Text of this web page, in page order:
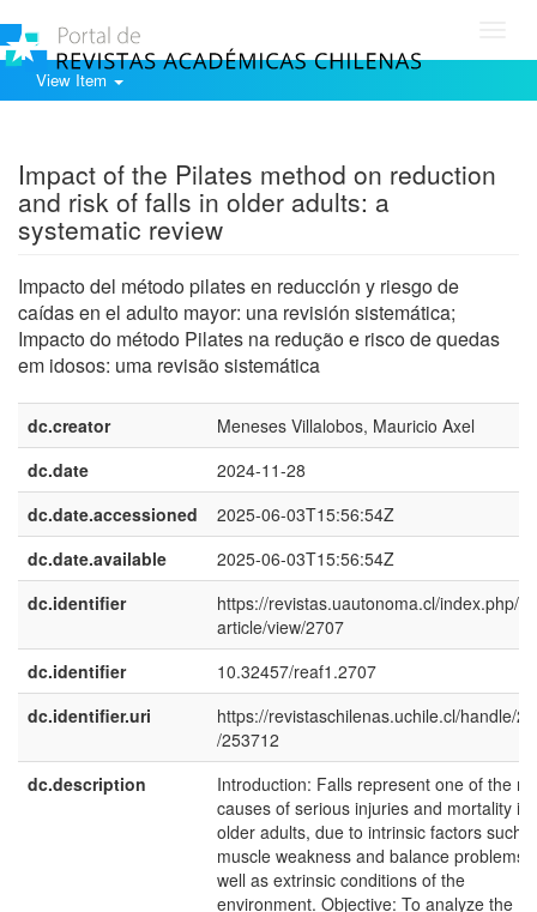
View Item
Impact of the Pilates method on reduction
and risk of falls in older adults: a
systematic review
Impacto del método pilates en reducción y riesgo de
caídas en el adulto mayor: una revisión sistemática;
Impacto do método Pilates na redução e risco de quedas
em idosos: uma revisão sistemática
dc.creator
Meneses Villalobos, Mauricio Axel
dc.date
2024-11-28
dc.date.accessioned
2025-06-03T15:56:54Z
dc.date.available
2025-06-03T15:56:54Z
dc.identifier
https://revistas.uautonoma.cl/index.php/
article/view/2707
dc.identifier
10.32457/reaf1.2707
dc.identifier.uri
https://revistaschilenas.uchile.cl/handle/
/253712
dc.description
Introduction: Falls represent one of the
causes of serious injuries and mortality in
older adults, due to intrinsic factors such
muscle weakness and balance problems,
well as extrinsic conditions of the
environment. Objective: To analyze the